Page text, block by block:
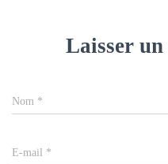
Laisser
Nom *
E-mail *